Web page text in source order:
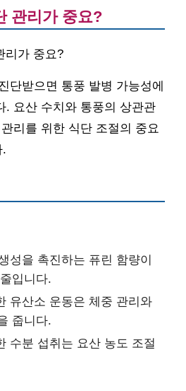
관리가 중요?
리가 중요?
단받으면 통풍 발병 가능성에
. 요산 수치와 통풍의 상관관
리를 위한 식단 조절의 중요
.
성을 촉진하는 퓨린 함량이
입니다.
유산소 운동은 체중 관리와
줍니다.
수분 섭취는 요산 농도 조절